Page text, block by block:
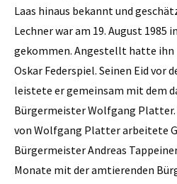
Laas hinaus bekannt und
Lechner war am 19. August 1985
gekommen. Angestellt hatte ihn
Oskar Federspiel. Seinen Eid vor
leistete er gemeinsam mit dem
Bürgermeister Wolfgang Platter.
von Wolfgang Platter arbeitete
Bürgermeister Andreas
Monate mit der amtierenden